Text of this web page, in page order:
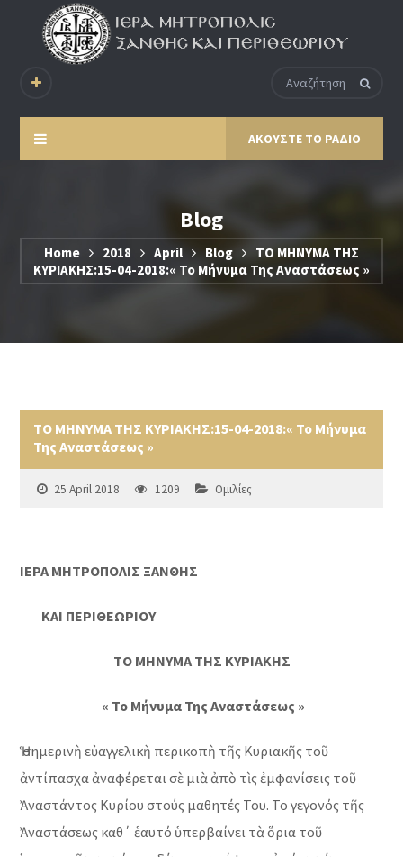
ΑΚΟΥΣΤΕ ΤΟ ΡΑΔΙΟ
Blog
Home 2018 April Blog
ΤΟ ΜΗΝΥΜΑ ΤΗΣ
ΚΥΡΙΑΚΗΣ:15-04-2018:« Το Μήνυμα Της Αναστάσεως »
ΤΟ ΜΗΝΥΜΑ ΤΗΣ ΚΥΡΙΑΚΗΣ:15-04-2018:« Το Μήνυμα
Της Αναστάσεως »
25 April 2018 1209 Ομιλίες
ΙΕΡΑ ΜΗΤΡΟΠΟΛΙΣ ΞΑΝΘΗΣ
ΚΑΙ ΠΕΡΙΘΕΩΡΙΟΥ
ΤΟ ΜΗΝΥΜΑ ΤΗΣ ΚΥΡΙΑΚΗΣ
« Το Μήνυμα Της Αναστάσεως »
Ἡ σημερινὴ εὐαγγελικὴ περικοπὴ τῆς Κυριακῆς τοῦ
ἀντίπασχα ἀναφέρεται σὲ μιὰ ἀπὸ τὶς ἐμφανίσεις τοῦ
Ἀναστάντος Κυρίου στούς μαθητές Του. Το γεγονός τῆς
Ἀναστάσεως καθ΄ ἑαυτό ὑπερβαίνει τὰ ὅρια τοῦ